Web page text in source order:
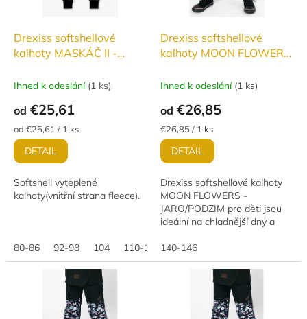
Drexiss softshellové
kalhoty MASKÁČ II -
Ihned k odeslání (1 ks)
od €25,61
Jednotková
cena:
od €25,61 / 1 ks
DETAIL
Softshell vyteplené
kalhoty(vnitřní strana fleece).
80-86 92-98 104 110-116 140-146
Drexiss softshellové
kalhoty MOON FLOWERS
Ihned k odeslání (1 ks)
od €26,85
Jednotková
cena:
€26,85 / 1 ks
DETAIL
Drexiss softshellové kalhoty
MOON FLOWERS -
JARO/PODZIM pro děti jsou
ideální na chladnější dny a
nepromokavosti,
větruodolnosti a skvělou
paropropustností (12...
140-146